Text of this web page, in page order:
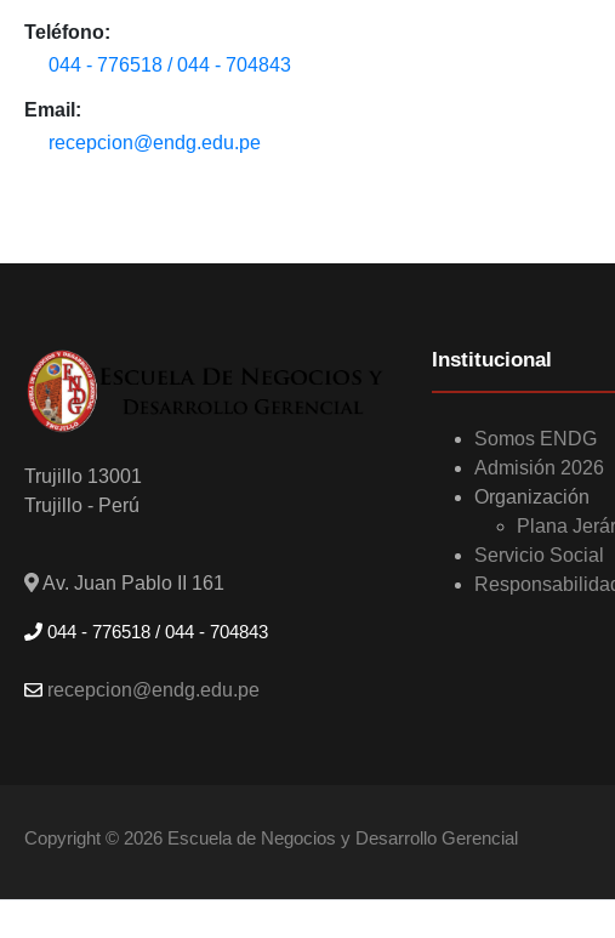
Teléfono:
044 - 776518 / 044 - 704843
Email:
recepcion@endg.edu.pe
Trujillo 13001
Trujillo - Perú
Av. Juan Pablo II 161
044 - 776518 / 044 - 704843
recepcion@endg.edu.pe
Institucional
Somos ENDG
Admisión 2026
Organización
Plana
Servicio Social
Copyright © 2026 Escuela de Negocios y Desarrollo Gerencial